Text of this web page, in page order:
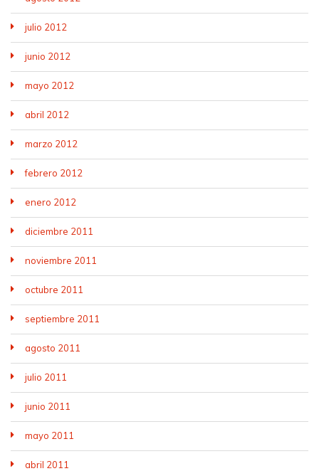
julio 2012
junio 2012
mayo 2012
abril 2012
marzo 2012
febrero 2012
enero 2012
diciembre 2011
noviembre 2011
octubre 2011
septiembre 2011
agosto 2011
julio 2011
junio 2011
mayo 2011
abril 2011